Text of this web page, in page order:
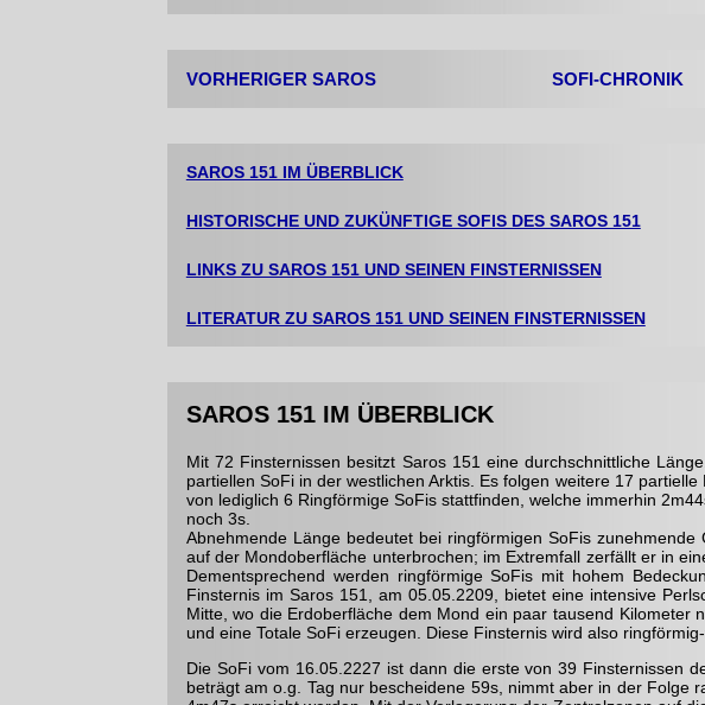
VORHERIGER SAROS SOFI-CHRONIK
SAROS 151 IM ÜBERBLICK
HISTORISCHE UND ZUKÜNFTIGE SOFIS DES SAROS 151
LINKS ZU SAROS 151 UND SEINEN FINSTERNISSEN
LITERATUR ZU SAROS 151 UND SEINEN FINSTERNISSEN
SAROS 151 IM ÜBERBLICK
Mit 72 Finsternissen besitzt Saros 151 eine durchschnittliche
partiel­len SoFi in der westlichen Arktis. Es folgen weitere 17
von lediglich 6 Ringförmige SoFis stattfinden, welche immerhin
noch 3s.
Abnehmende Länge bedeutet bei ringförmi­gen SoFis
auf der Mondober­fläche unterbrochen; im Extremfall zerfällt er in
Dementsprechend werden ringförmige SoFis mit hohem
Finsternis im Saros 151, am 05.05.2209, bietet eine intensive
Mitte, wo die Erdoberfläche dem Mond ein paar tausend
und eine Totale SoFi erzeugen. Diese Finsternis wird also ringförmig-
Die SoFi vom 16.05.2227 ist dann die erste von 39 Finsternissen
beträgt am o.g. Tag nur beschei­dene 59s, nimmt aber in der